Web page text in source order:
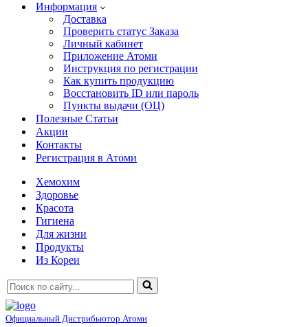
Информация
Доставка
Проверить статус Заказа
Личный кабинет
Приложение Атоми
Инструкция по регистрации
Как купить продукцию
Восстановить ID или пароль
Пункты выдачи (ОЦ)
Полезные Статьи
Акции
Контакты
Регистрация в Атоми
Хемохим
Здоровье
Красота
Гигиена
Для жизни
Продукты
Из Кореи
Искать...
Официальный Дистрибьютор Атоми